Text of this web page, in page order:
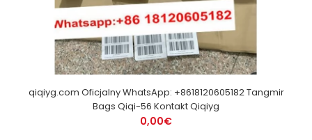
qiqiyg.com Oficjalny WhatsApp: +8618120605182 Tangmir
Bags Qiqi-56 Kontakt Qiqiyg
0,00€